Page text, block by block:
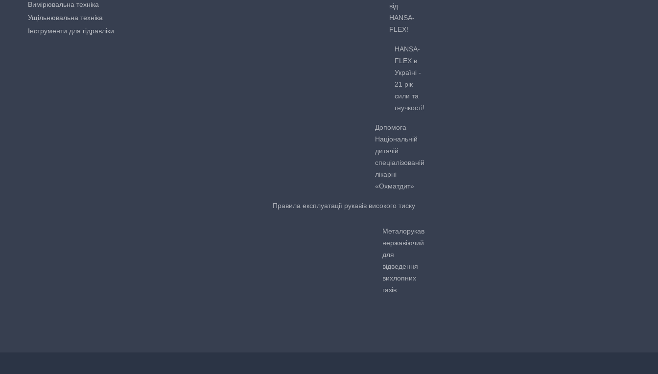
Вимірювальна техніка
Ущільнювальна техніка
Інструменти для гідравліки
від
HANSA-
FLEX!
HANSA-
FLEX в
Україні -
21 рік
сили та
гнучкості!
Допомога
Національній
дитячій
спеціалізованій
лікарні
«Охматдит»
Правила експлуатації рукавів високого тиску
Металорукав
нержавіючий
для
відведення
вихлопних
газів